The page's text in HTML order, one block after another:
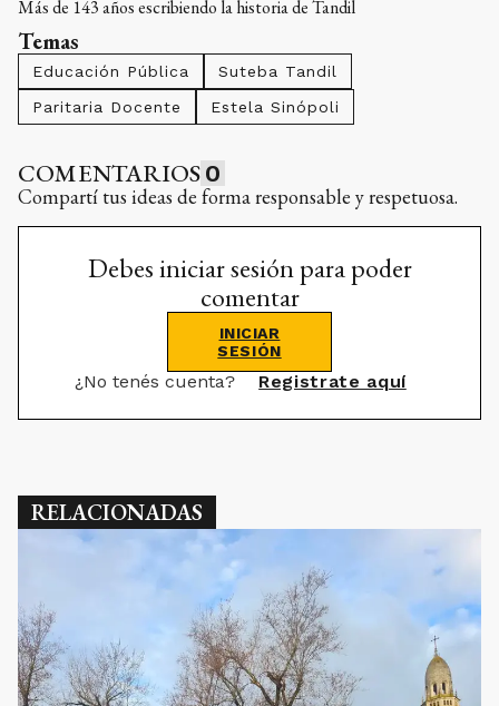
Más de 143 años escribiendo la historia de Tandil
Temas
Educación Pública
Suteba Tandil
Paritaria Docente
Estela Sinópoli
COMENTARIOS 0
Compartí tus ideas de forma responsable y respetuosa.
Debes iniciar sesión para poder
comentar
INICIAR
SESIÓN
¿No tenés cuenta? Registrate aquí
RELACIONADAS